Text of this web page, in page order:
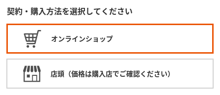
契約・購入方法を選択してください
オンラインショップ
店頭（価格は購入店でご確認ください）